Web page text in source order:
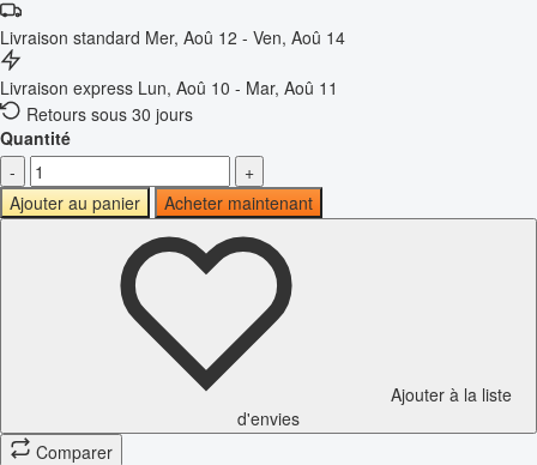
Livraison standard Mer, Aoû 12 - Ven, Aoû 14
Livraison express Lun, Aoû 10 - Mar, Aoû 11
Retours sous 30 jours
Quantité
-
+
Ajouter au panier
Acheter maintenant
Ajouter à la liste
d'envies
Comparer